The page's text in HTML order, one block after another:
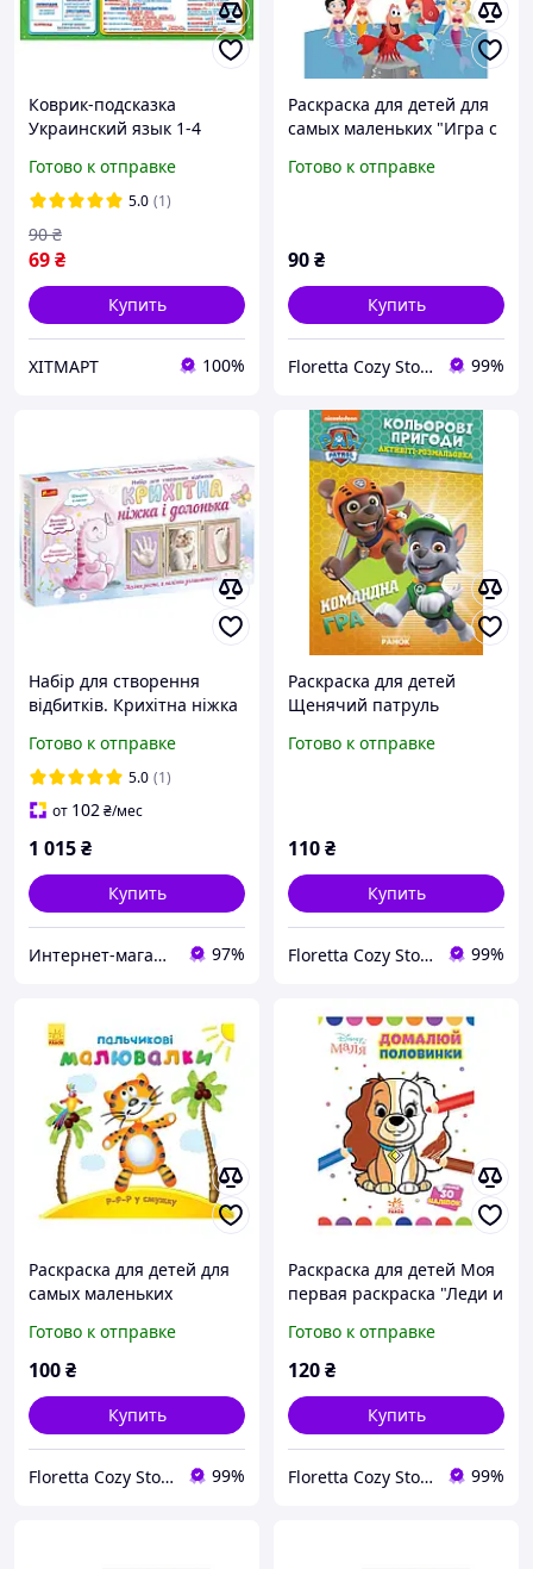
Коврик-подсказка
Украинский язык 1-4
двусторонний ХІТМАРТ
Готово к отправке
5.0 (1)
69₴
90 ₴
Купить
ХІТМАРТ 100%
Раскраска для детей для
самых маленьких "Игра с
страниц
Готово к отправке
90₴
Купить
Floretta Cozy Store 99%
Набір для створення
відбитків. Крихітна ніжка
Готово к отправке
5.0 (1)
от 102₴/мес
1 015₴
Купить
Интернет-магазин "Ксюша" 97%
Раскраска для детей
Щенячий патруль
украинском языке
Готово к отправке
110₴
Купить
Floretta Cozy Store 99%
Раскраска для детей для
самых маленьких
полоску на украинском
языке
Готово к отправке
100₴
Купить
Floretta Cozy Store 99%
Раскраска для детей Моя
первая раскраска "Леди и
половинки
Готово к отправке
120₴
Купить
Floretta Cozy Store 99%